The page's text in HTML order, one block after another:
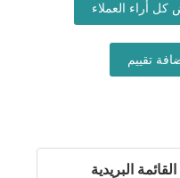
كل أراء العملاء
تقييم
البريدية